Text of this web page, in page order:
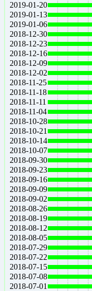
2019-01-20
2019-01-13
2019-01-06
2018-12-30
2018-12-23
2018-12-16
2018-12-09
2018-12-02
2018-11-25
2018-11-18
2018-11-11
2018-11-04
2018-10-28
2018-10-21
2018-10-14
2018-10-07
2018-09-30
2018-09-23
2018-09-16
2018-09-09
2018-09-02
2018-08-26
2018-08-19
2018-08-12
2018-08-05
2018-07-29
2018-07-22
2018-07-15
2018-07-08
2018-07-01